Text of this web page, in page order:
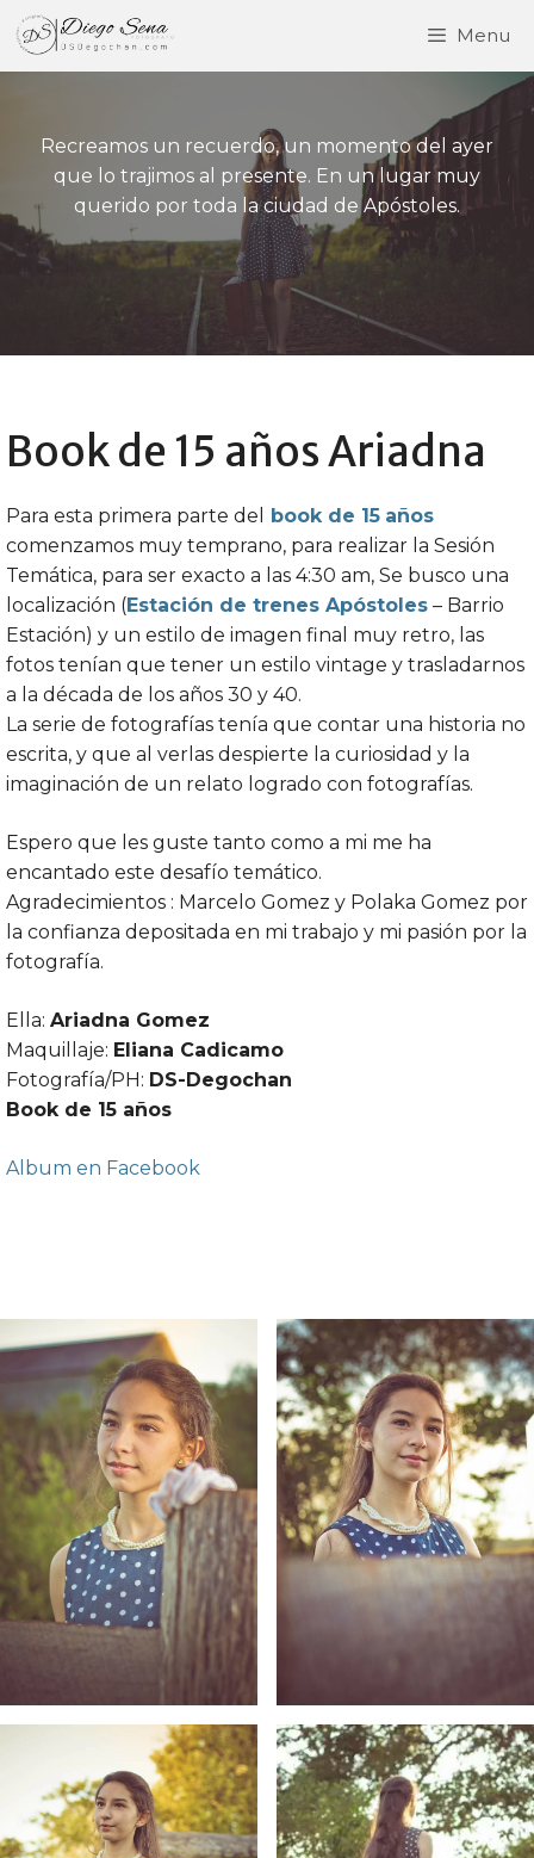
Saltar
contenido
Menu
Recreamos un recuerdo, un momento del ayer
que lo trajimos al presente. En un lugar muy
querido por toda la ciudad de Apóstoles.
Book de 15 años Ariadna
Para esta primera parte del book de 15 años
comenzamos muy temprano, para realizar la Sesión
Temática, para ser exacto a las 4:30 am, Se busco una
localización (Estación de trenes Apóstoles – Barrio
Estación) y un estilo de imagen final muy retro, las
fotos tenían que tener un estilo vintage y trasladarnos
a la década de los años 30 y 40.
La serie de fotografías tenía que contar una historia no
escrita, y que al verlas despierte la curiosidad y la
imaginación de un relato logrado con fotografías.
Espero que les guste tanto como a mi me ha
encantado este desafío temático.
Agradecimientos : Marcelo Gomez y Polaka Gomez por
la confianza depositada en mi trabajo y mi pasión por la
fotografía.
Ella: Ariadna Gomez
Maquillaje: Eliana Cadicamo
Fotografía/PH: DS-Degochan
Book de 15 años
Album en Facebook